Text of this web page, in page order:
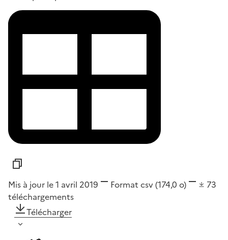
Mis à jour le 1 avril 2019 Format csv(174,0 o)
73
téléchargements
Télécharger